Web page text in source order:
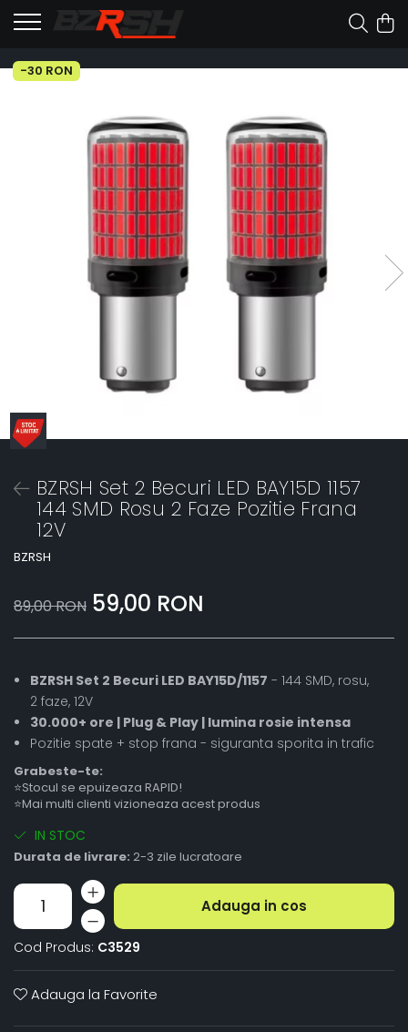
-30 RON
BZRSH Set 2 Becuri LED BAY15D 1157
144 SMD Rosu 2 Faze Pozitie Frana
12V
BZRSH
89,00 RON 59,00 RON
BZRSH Set 2 Becuri LED BAY15D/1157 - 144 SMD, rosu,
2 faze, 12V
30.000+ ore | Plug & Play | lumina rosie intensa
Pozitie spate + stop frana - siguranta sporita in trafic
Grabeste-te:
⭐Stocul se epuizeaza RAPID!
⭐Mai multi clienti vizioneaza acest produs
IN STOC
Durata de livrare: 2-3 zile lucratoare
Adauga in cos
Cod Produs: C3529
Adauga la Favorite